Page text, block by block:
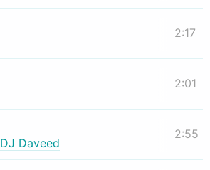
2:17
2:01
DJ Daveed
2:55